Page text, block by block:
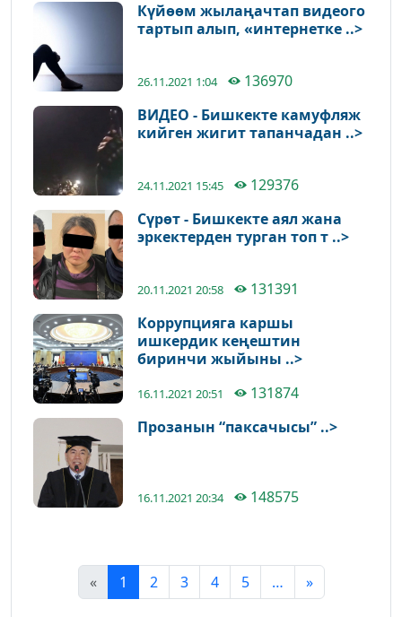
Күйөөм жылаңачтап видеого
тартып алып, «интернетке ..>
26.11.2021 1:04
136970
ВИДЕО - Бишкекте камуфляж
кийген жигит тапанчадан ..>
24.11.2021 15:45
129376
Сүрөт - Бишкекте аял жана
эркектерден турган топ т ..>
20.11.2021 20:58
131391
Коррупцияга каршы
ишкердик кеңештин
биринчи жыйыны ..>
16.11.2021 20:51
131874
Прозанын “паксачысы” ..>
16.11.2021 20:34 148575
« 1 2 3 4 5 … »